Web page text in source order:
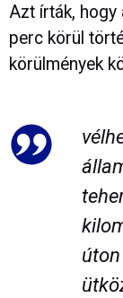
Azt írták, hogy
perc körül
körülmények